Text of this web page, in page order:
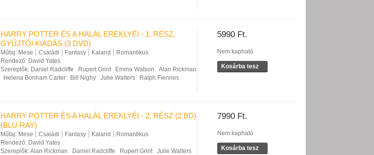
5990 Ft.
Nem kapható
Kosárba tesz
HARRY POTTER ÉS A HALÁL EREKLYÉI - 1. RÉSZ,
GYŰJTŐI KIADÁS (3 DVD)
Műfaj: Mese Családi Fantasy Kaland
Romantikus
Rendező: David Yates
Szereplők: Daniel Radcliffe Rupert Grint Emma Watson
Alan Rickman
Helena Bonham Carter
Bill Nighy Julie Walters Ralph Fiennes
7990 Ft.
Nem kapható
Kosárba tesz
HARRY POTTER ÉS A HALÁL EREKLYÉI - 2. RÉSZ (2 BD)
(BLU-RAY)
Műfaj: Mese Családi Fantasy Kaland
Romantikus
Rendező: David Yates
Szereplők:Alan Rickman Daniel Radcliffe Rupert Grint
Julie Walters